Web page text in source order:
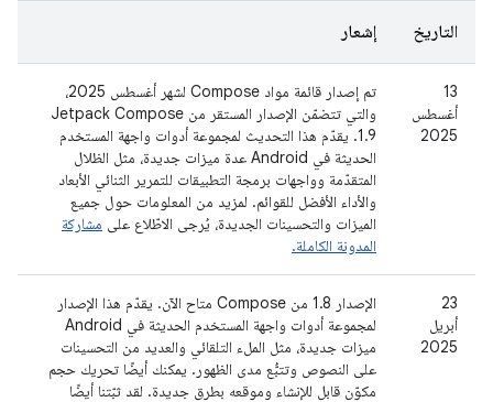
التاريخ إشعار
‫13
أغسطس
2025
تم إصدار قائمة مواد Compose لشهر أغسطس 2025،
والتي تتضمّن الإصدار المستقر من Jetpack Compose
1.9. يقدّم هذا التحديث لمجموعة أدوات واجهة المستخدم
الحديثة في Android عدة ميزات جديدة، مثل الظلال
المتقدّمة وواجهات برمجة التطبيقات للتمرير الثنائي الأبعاد
والأداء الأفضل للقوائم. لمزيد من المعلومات حول جميع
الميزات والتحسينات الجديدة، يُرجى الاطّلاع على مشاركة
المدونة الكاملة.
‫23
أبريل
2025
الإصدار 1.8 من Compose متاح الآن. يقدّم هذا الإصدار
لمجموعة أدوات واجهة المستخدم الحديثة في Android
ميزات جديدة، مثل الملء التلقائي والعديد من التحسينات
على النصوص وتتبُّع مدى الظهور. يمكنك أيضًا تحريك حجم
مكوّن قابل للإنشاء وموقعه بطرق جديدة. لقد ثبّتنا أيضًا